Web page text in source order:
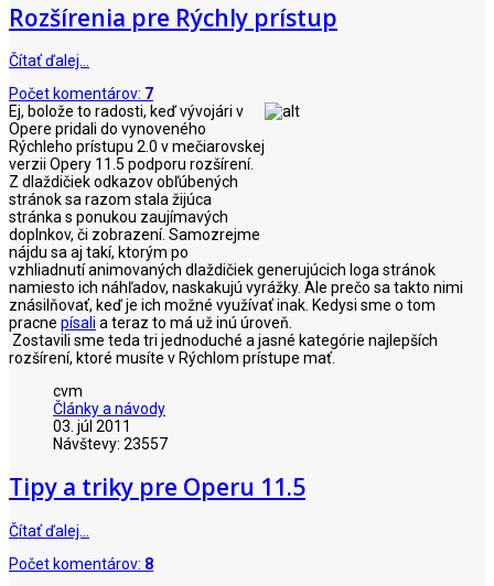
Rozšírenia pre Rýchly prístup
Čítať ďalej…
Počet komentárov: 7
Ej, bolože to radosti, keď vývojári v
Opere pridali do vynoveného
Rýchleho prístupu 2.0 v mečiarovskej
verzii Opery 11.5 podporu rozšírení.
Z dlaždičiek odkazov obľúbených
stránok sa razom stala žijúca
stránka s ponukou zaujímavých
doplnkov, či zobrazení. Samozrejme
nájdu sa aj takí, ktorým po
vzhliadnutí animovaných dlaždičiek generujúcich loga stránok
namiesto ich náhľadov, naskakujú vyrážky. Ale prečo sa takto nimi
znásilňovať, keď je ich možné využívať inak. Kedysi sme o tom
pracne písali a teraz to má už inú úroveň.
Zostavili sme teda tri jednoduché a jasné kategórie najlepších
rozšírení, ktoré musíte v Rýchlom prístupe mať.
cvm
Články a návody
03. júl 2011
Návštevy: 23557
Tipy a triky pre Operu 11.5
Čítať ďalej…
Počet komentárov: 8